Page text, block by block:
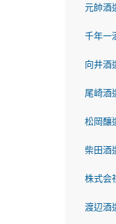
元帥酒
千年一
向井酒
尾崎酒
松岡釀
柴田酒
株式会
渡辺酒